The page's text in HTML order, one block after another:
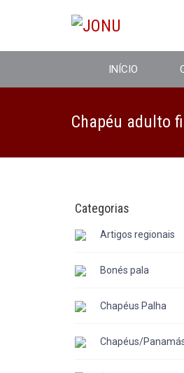
INÍCIO
Chapéu adulto
Categorias
Artigos regionais
Bonés pala
Chapéus Palha
Chapéus/